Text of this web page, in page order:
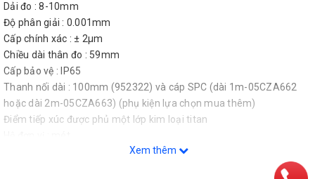
Dải đo : 8-10mm
Độ phân giải : 0.001mm
Cấp chính xác : ± 2µm
Chiều dài thân đo : 59mm
Cấp bảo vệ : IP65
Thanh nối dài : 100mm (952322) và cáp SPC (dài 1m-05CZA662
hoặc dài 2m-05CZA663) (phụ kiện lựa chọn mua thêm)
Điểm tiếp xúc được phủ một lớp kim loại titan
Xem thêm